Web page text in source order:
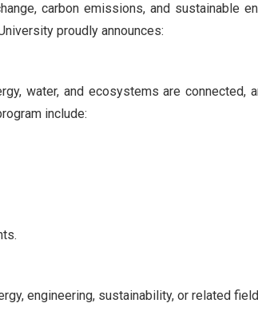
carbon emissions, and sustainable
proudly announces:
water, and ecosystems are connected,
include:
engineering, sustainability, or related